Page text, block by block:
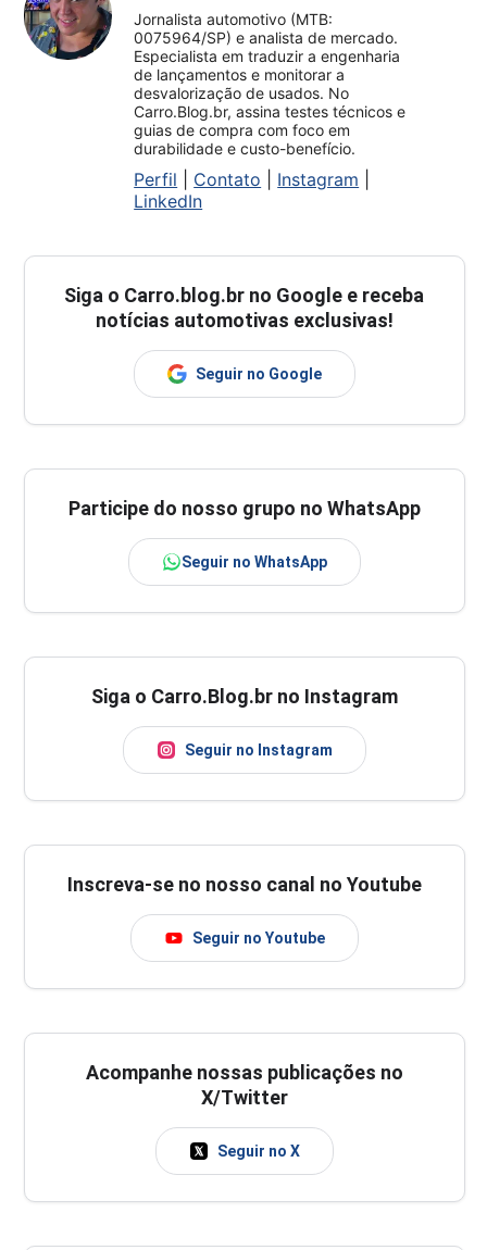
Jornalista automotivo (MTB:
0075964/SP) e analista de mercado.
Especialista em traduzir a engenharia
de lançamentos e monitorar a
desvalorização de usados. No
Carro.Blog.br, assina testes técnicos e
guias de compra com foco em
durabilidade e custo-benefício.
Perfil Contato Instagram
LinkedIn
Siga o Carro.blog.br no Google e receba
notícias automotivas exclusivas!
Seguir no Google
Participe do nosso grupo no WhatsApp
Seguir no WhatsApp
Siga o Carro.Blog.br no Instagram
Seguir no Instagram
Inscreva-se no nosso canal no Youtube
Seguir no Youtube
Acompanhe nossas publicações no
X/Twitter
Seguir no X